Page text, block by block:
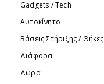
Gadgets / Tech
Αυτοκίνητο
Βάσεις Στήριξης / Θήκες
Διάφορα
Δώρα